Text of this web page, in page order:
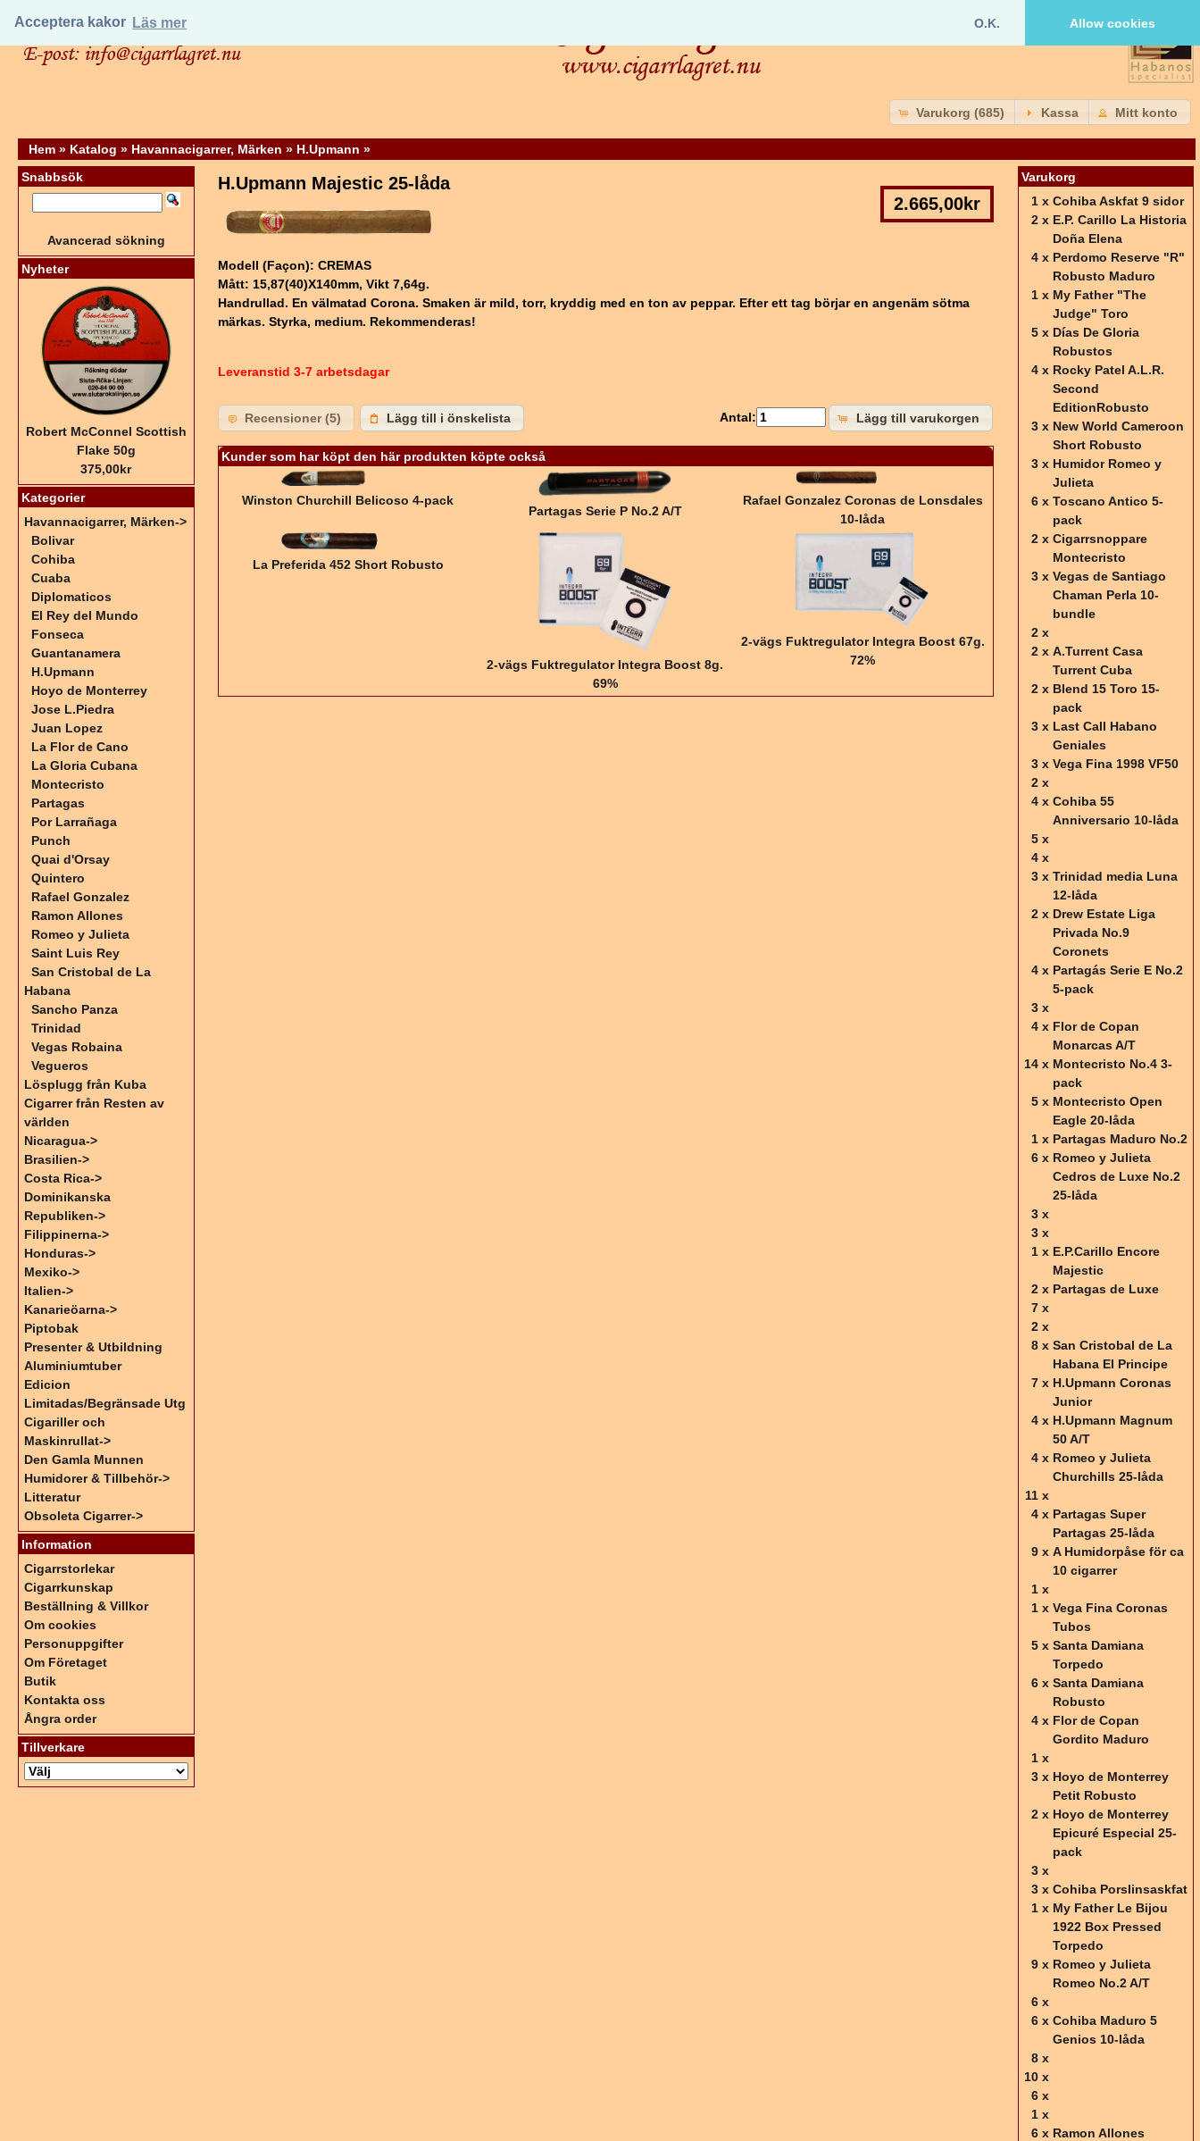
Acceptera kakor Läs mer O.K. Allow cookies
Varukorg (685) Kassa Mitt konto
Hem » Katalog » Havannacigarrer, Märken » H.Upmann »
2.665,00kr
H.Upmann Majestic 25-låda
Modell (Façon): CREMAS
Mått: 15,87(40)X140mm, Vikt 7,64g.
Handrullad. En välmatad Corona. Smaken är mild, torr, kryddig med en ton av peppar. Efter ett tag börjar en angenäm sötma
märkas. Styrka, medium. Rekommenderas!
Leveranstid 3-7 arbetsdagar
Lägg till varukorgen
Antal:
Recensioner (5) Lägg till i önskelista
Kunder som har köpt den här produkten köpte också
Winston Churchill Belicoso 4-pack
Partagas Serie P No.2 A/T
Rafael Gonzalez Coronas de Lonsdales
10-låda
La Preferida 452 Short Robusto
2-vägs Fuktregulator Integra Boost 8g.
69%
2-vägs Fuktregulator Integra Boost 67g.
72%
Snabbsök
Avancerad sökning
Nyheter
Robert McConnel Scottish
Flake 50g
375,00kr
Kategorier
Havannacigarrer, Märken->
Bolivar
Cohiba
Cuaba
Diplomaticos
El Rey del Mundo
Fonseca
Guantanamera
H.Upmann
Hoyo de Monterrey
Jose L.Piedra
Juan Lopez
La Flor de Cano
La Gloria Cubana
Montecristo
Partagas
Por Larrañaga
Punch
Quai d'Orsay
Quintero
Rafael Gonzalez
Ramon Allones
Romeo y Julieta
Saint Luis Rey
San Cristobal de La
Habana
Sancho Panza
Trinidad
Vegas Robaina
Vegueros
Lösplugg från Kuba
Cigarrer från Resten av
världen
Nicaragua->
Brasilien->
Costa Rica->
Dominikanska
Republiken->
Filippinerna->
Honduras->
Mexiko->
Italien->
Kanarieöarna->
Piptobak
Presenter & Utbildning
Aluminiumtuber
Edicion
Limitadas/Begränsade Utg
Cigariller och
Maskinrullat->
Den Gamla Munnen
Humidorer & Tillbehör->
Litteratur
Obsoleta Cigarrer->
Information
Cigarrstorlekar
Cigarrkunskap
Beställning & Villkor
Om cookies
Personuppgifter
Om Företaget
Butik
Kontakta oss
Ångra order
Tillverkare
Varukorg
1 x Cohiba Askfat 9 sidor
2 x E.P. Carillo La Historia
Doña Elena
4 x Perdomo Reserve "R"
Robusto Maduro
1 x My Father "The
Judge" Toro
5 x Días De Gloria
Robustos
4 x Rocky Patel A.L.R.
Second
EditionRobusto
3 x New World Cameroon
Short Robusto
3 x Humidor Romeo y
Julieta
6 x Toscano Antico 5-
pack
2 x Cigarrsnoppare
Montecristo
3 x Vegas de Santiago
Chaman Perla 10-
bundle
2 x
2 x A.Turrent Casa
Turrent Cuba
2 x Blend 15 Toro 15-
pack
3 x Last Call Habano
Geniales
3 x Vega Fina 1998 VF50
2 x
4 x Cohiba 55
Anniversario 10-låda
5 x
4 x
3 x Trinidad media Luna
12-låda
2 x Drew Estate Liga
Privada No.9
Coronets
4 x Partagás Serie E No.2
5-pack
3 x
4 x Flor de Copan
Monarcas A/T
14 x Montecristo No.4 3-
pack
5 x Montecristo Open
Eagle 20-låda
1 x Partagas Maduro No.2
6 x Romeo y Julieta
Cedros de Luxe No.2
25-låda
3 x
3 x
1 x E.P.Carillo Encore
Majestic
2 x Partagas de Luxe
7 x
2 x
8 x San Cristobal de La
Habana El Principe
7 x H.Upmann Coronas
Junior
4 x H.Upmann Magnum
50 A/T
4 x Romeo y Julieta
Churchills 25-låda
11 x
4 x Partagas Super
Partagas 25-låda
9 x A Humidorpåse för ca
10 cigarrer
1 x
1 x Vega Fina Coronas
Tubos
5 x Santa Damiana
Torpedo
6 x Santa Damiana
Robusto
4 x Flor de Copan
Gordito Maduro
1 x
3 x Hoyo de Monterrey
Petit Robusto
2 x Hoyo de Monterrey
Epicuré Especial 25-
pack
3 x
3 x Cohiba Porslinsaskfat
1 x My Father Le Bijou
1922 Box Pressed
Torpedo
9 x Romeo y Julieta
Romeo No.2 A/T
6 x
6 x Cohiba Maduro 5
Genios 10-låda
8 x
10 x
6 x
1 x
6 x Ramon Allones